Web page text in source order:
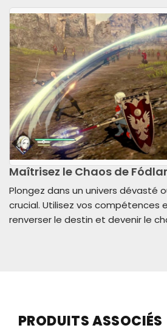
Maîtrisez le Chaos de
Plongez dans un univers dévasté
crucial. Utilisez vos compétences
renverser le destin et devenir le
PRODUITS ASSOCIÉS